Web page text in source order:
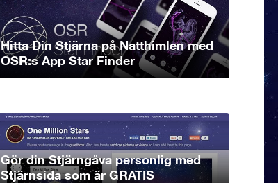
Hitta Din Stjärna på Natthimlen med
OSR:s App Star Finder
Gör din Stjärngåva personlig med
Stjärnsida som är GRATIS